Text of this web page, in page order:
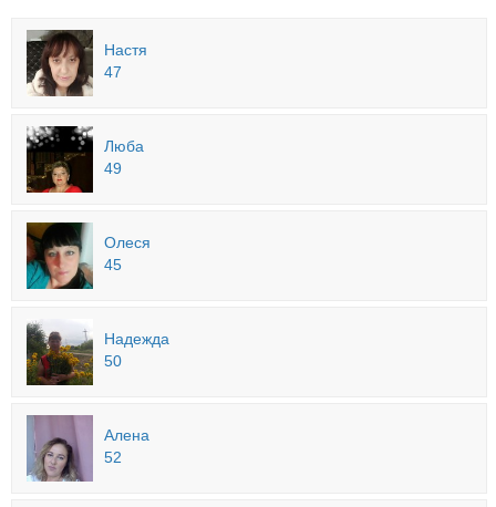
Настя
47
Люба
49
Олеся
45
Надежда
50
Алена
52